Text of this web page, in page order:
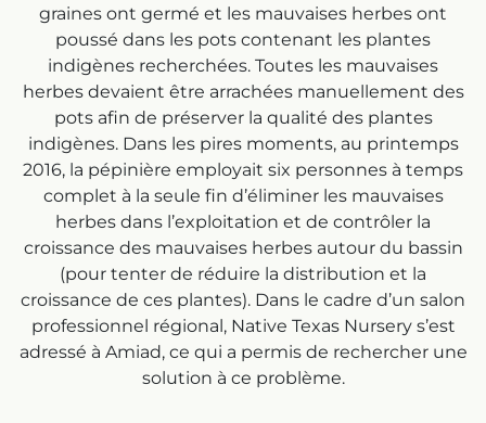
graines ont germé et les mauvaises herbes ont
poussé dans les pots contenant les plantes
indigènes recherchées. Toutes les mauvaises
herbes devaient être arrachées manuellement des
pots afin de préserver la qualité des plantes
indigènes. Dans les pires moments, au printemps
2016, la pépinière employait six personnes à temps
complet à la seule fin d’éliminer les mauvaises
herbes dans l’exploitation et de contrôler la
croissance des mauvaises herbes autour du bassin
(pour tenter de réduire la distribution et la
croissance de ces plantes). Dans le cadre d’un salon
professionnel régional, Native Texas Nursery s’est
adressé à Amiad, ce qui a permis de rechercher une
solution à ce problème.